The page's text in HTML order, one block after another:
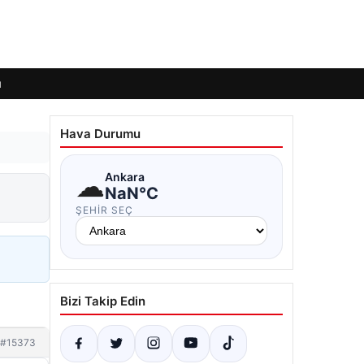
#15373
Hava Durumu
☁Ankara
NaN°C
ŞEHIR SEÇ
Bizi Takip Edin